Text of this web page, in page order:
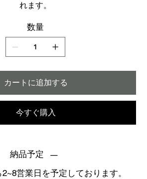
れます。
数量
カートに追加する
今すぐ購入
納品予定
営業日を予定しております。